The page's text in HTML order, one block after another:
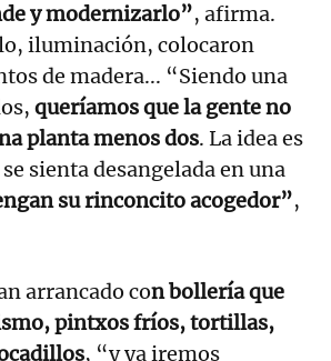
y modernizarlo”, afirma.
iluminación, colocaron
de madera... “Siendo una
queríamos que la gente no
planta menos dos. La idea es
sienta desangelada en una
su rinconcito acogedor”,
arrancado con bollería que
pintxos fríos, tortillas,
, “y ya iremos